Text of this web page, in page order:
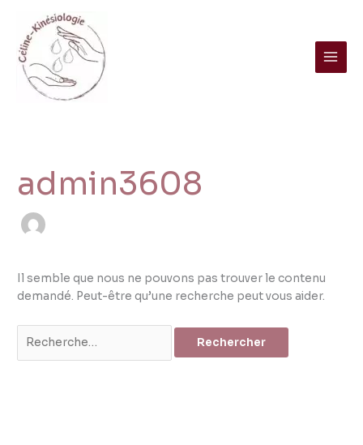
contenu
admin3608
Il semble que nous ne pouvons pas trouver le contenu
demandé. Peut-être qu’une recherche peut vous aider.